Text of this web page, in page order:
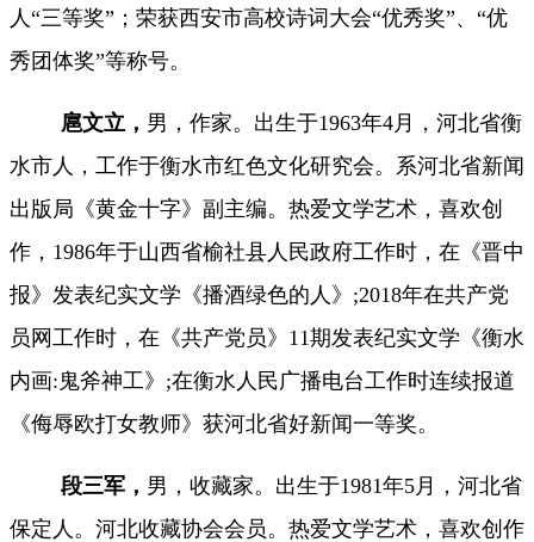
人“三等奖”；荣获西安市高校诗词大会“优秀奖”、“优
秀团体奖”等称号。
扈文立， 男，作家。 出生于1963年4月，河北省衡
水市 人，工作于衡水市红色文化研究会。系河北省新闻
出版局《黄金十字》副主编。热爱文学艺术，喜欢创
作，1986年于山西省榆社县人民政府工作时， 在《晋中
报》发表纪实文学《播酒绿色的人》 ;2018年在共产党
员网工作时， 在《共产党员》 11期发表纪实文学《衡水
内画:鬼斧神工》;在衡水人民广播电台工作时连续报道
《侮辱欧打女教师》获河北省好新闻一等奖。
段三军， 男，收藏家。 出生于1981年5月，河北省
保定 人。河北收藏协会会员。 热爱文学艺术，喜欢创作